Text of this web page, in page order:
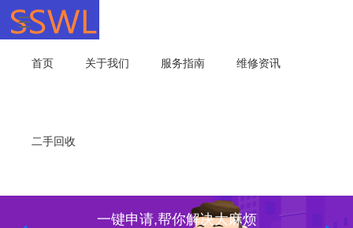
首页 关于我们 服务指南 维修资讯
二手回收
一键申请,帮你解决大麻烦